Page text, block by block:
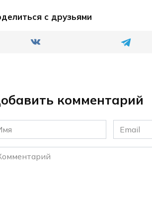
с друзьями
комментарий
Email
*